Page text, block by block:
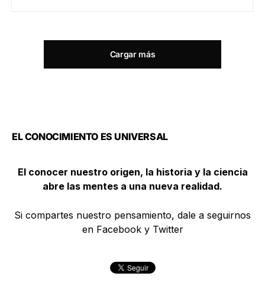
Cargar más
EL CONOCIMIENTO ES UNIVERSAL
El conocer nuestro origen, la historia y la ciencia
abre las mentes a una nueva realidad.
Si compartes nuestro pensamiento, dale a seguirnos
en Facebook y Twitter